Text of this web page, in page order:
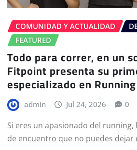
COMUNIDAD Y ACTUALIDAD
FEATURED
Todo para correr, en un
Fitpoint presenta su
especializado en
admin Jul 24, 2026 0
Si eres un apasionado del
de encuentro que no puedes dejar